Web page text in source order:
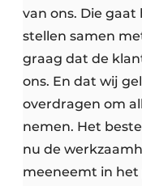
van ons. Die
stellen samen
graag dat de
ons. En dat wij
overdragen om
nemen. Het
nu de
meeneemt in het